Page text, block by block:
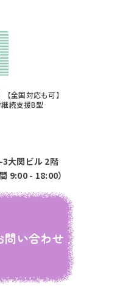
全国対応も可】
続支援B型
大関ビル 2階
9:00 - 18:00）
問い合わせ